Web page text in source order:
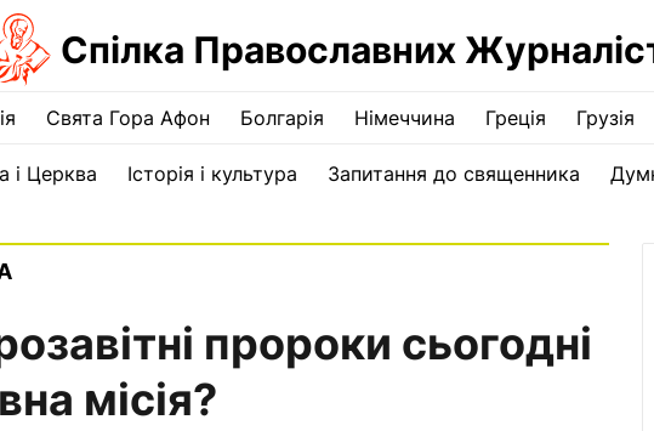
Спілка Православних
Свята Гора Афон Болгарія Німеччина Греція Грузія
і Церква Історія і культура Запитання до священника
пророки сьогодні
місія?